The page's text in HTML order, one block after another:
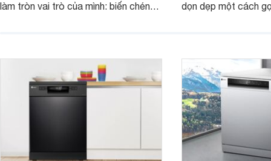
làm tròn vai trò của mình: biến chén
Websosanh.vn đi tìm hiểu chi tiết sản
dọn dẹp một cách
gian bếp của gia
người.